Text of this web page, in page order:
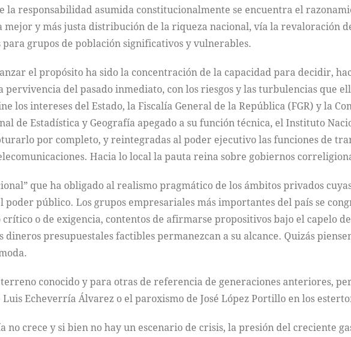
la responsabilidad asumida constitucionalmente se encuentra el
mejor y más justa distribución de la riqueza nacional, vía la revaloración
para grupos de población significativos y vulnerables.
el propósito ha sido la concentración de la capacidad para decidir,
del pasado inmediato, con los riesgos y las turbulencias que
los intereses del Estado, la Fiscalía General de la República (FGR) y la
de Estadística y Geografía apegado a su función técnica, el Instituto
por completo, y reintegradas al poder ejecutivo las funciones de
Hacia lo local la pauta reina sobre gobiernos
que ha obligado al realismo pragmático de los ámbitos privados
poder público. Los grupos empresariales más importantes del país se
o de exigencia, contentos de afirmarse propositivos bajo el capelo
dineros presupuestales factibles permanezcan a su alcance. Quizás
conocido y para otras de referencia de generaciones anteriores,
Echeverría Álvarez o el paroxismo de José López Portillo en los
no crece y si bien no hay un escenario de crisis, la presión del creciente